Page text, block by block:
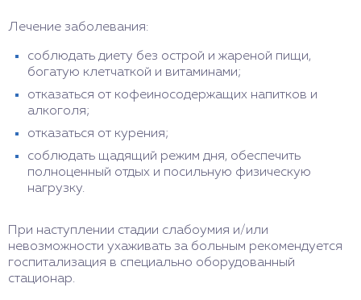
Лечение заболевания:
соблюдать диету без острой и жареной пищи,
богатую клетчаткой и витаминами;
отказаться от кофеиносодержащих напитков и
алкоголя;
отказаться от курения;
соблюдать щадящий режим дня, обеспечить
полноценный отдых и посильную физическую
нагрузку.
При наступлении стадии слабоумия и/или
невозможности ухаживать за больным рекомендуется
госпитализация в специально оборудованный
стационар.